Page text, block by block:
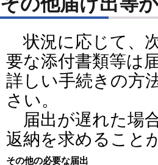
状況に応じて、
要な添付書類等は
詳しい手続きの方
さい。
届出が遅れた場
返納を求めること
その他の必要な届出